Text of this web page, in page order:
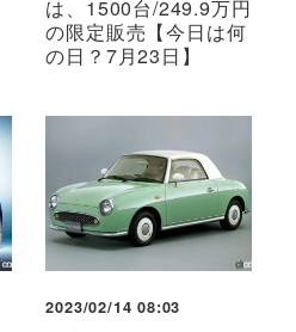
は、1500台/249.9万円
の限定販売【今日は何
の日？7月23日】
2023/02/14 08:03